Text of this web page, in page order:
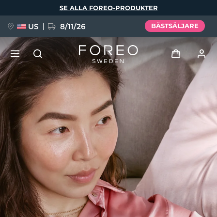
SE ALLA FOREO-PRODUKTER
US 8/11/26 BÄSTSÄLJARE
Logga in
Användarprofil
Mina enheter
Mina beställningar
Mina adresser
Mina prenumerationer
NYHET
FAQ™ Pure Beauty-Tech Elixir
BREAKING NEWS
issa™ Teeth Whitening Set
Språk
English Deutsch
Español
Français
Italiano
Português
Polski
Svenska
Русский
Türkçe
简体中文 繁體中文